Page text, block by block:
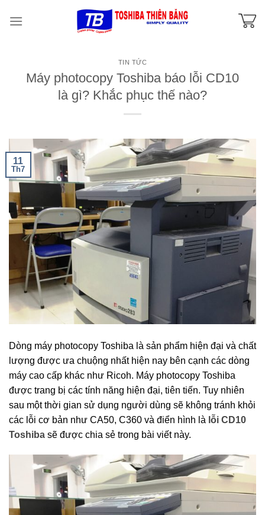
TIN TỨC
Máy photocopy Toshiba báo lỗi CD10
là gì? Khắc phục thế nào?
11
Th7
Dòng máy photocopy Toshiba là sản phẩm hiện đại và chất
lượng được ưa chuộng nhất hiện nay bên cạnh các dòng
máy cao cấp khác như Ricoh. Máy photocopy Toshiba
được trang bị các tính năng hiện đại, tiên tiến. Tuy nhiên
sau một thời gian sử dụng người dùng sẽ không tránh khỏi
các lỗi cơ bản như CA50, C360 và điển hình là lỗi CD10
Toshiba sẽ được chia sẻ trong bài viết này.